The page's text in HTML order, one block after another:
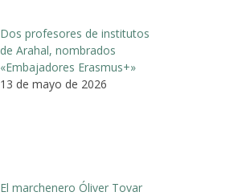
Dos profesores de institutos
de Arahal, nombrados
«Embajadores Erasmus+»
13 de mayo de 2026
El marchenero Óliver Tovar